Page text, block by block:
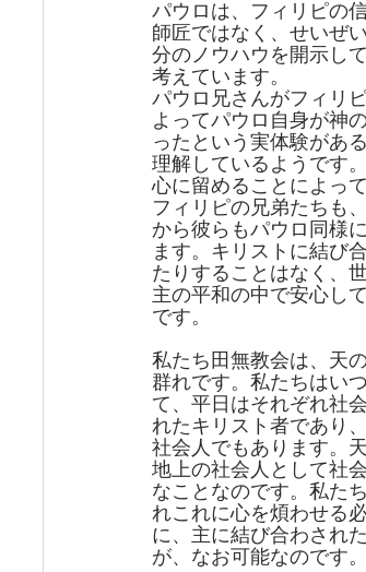
パウロは、フィリピの
師匠ではなく、せいぜ
分のノウハウを開示し
考えています。
パウロ兄さんがフィリ
よってパウロ自身が神
ったという実体験があ
理解しているようです
心に留めることによっ
フィリピの兄弟たちも
から彼らもパウロ同様
ます。キリストに結び
たりすることはなく、
主の平和の中で安心し
です。
私たち田無教会は、天
群れです。私たちはい
て、平日はそれぞれ社
れたキリスト者であり
社会人でもあります。
地上の社会人として社
なことなのです。私た
れこれに心を煩わせる
に、主に結び合わされ
が、なお可能なのです。